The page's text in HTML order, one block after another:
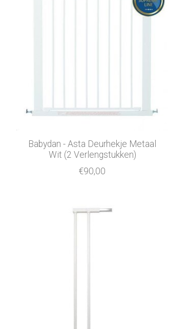
Babydan - Asta Deurhekje Metaal
Wit (2 Verlengstukken)
€90,00